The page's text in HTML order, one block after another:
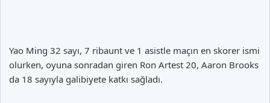
Yao Ming 32 sayı, 7 ribaunt ve 1 asistle maçın en skorer ismi
olurken, oyuna sonradan giren Ron Artest 20, Aaron Brooks
da 18 sayıyla galibiyete katkı sağladı.